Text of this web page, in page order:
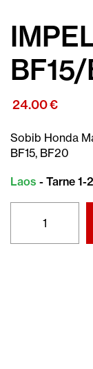
24.00€
Sobib Honda
BF15, BF20
Laos - Tarne 1-
BF15/BF20